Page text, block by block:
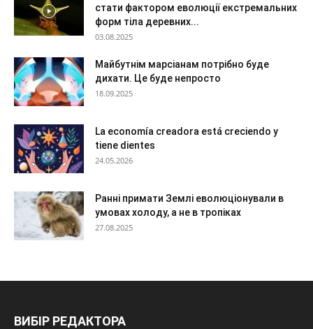
стати фактором еволюції екстремальних
форм тіла деревних...
03.08.2025
Майбутнім марсіанам потрібно буде
дихати. Це буде непросто
18.09.2025
La economía creadora está creciendo y
tiene dientes
24.05.2026
Ранні примати Землі еволюціонували в
умовах холоду, а не в тропіках
27.08.2025
ВИБІР РЕДАКТОРА